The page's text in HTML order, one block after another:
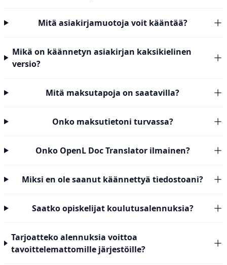
Mitä asiakirjamuotoja voit kääntää?
Mikä on käännetyn asiakirjan kaksikielinen
versio?
Mitä maksutapoja on saatavilla?
Onko maksutietoni turvassa?
Onko OpenL Doc Translator ilmainen?
Miksi en ole saanut käännettyä tiedostoani?
Saatko opiskelijat koulutusalennuksia?
Tarjoatteko alennuksia voittoa
tavoittelemattomille järjestöille?